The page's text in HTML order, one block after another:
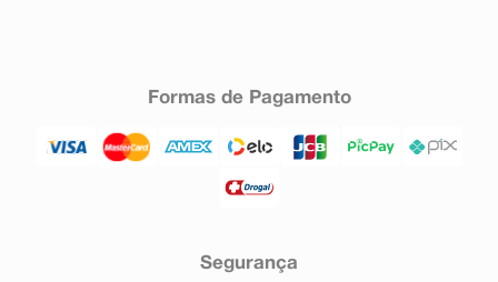
Formas de Pagamento
Segurança